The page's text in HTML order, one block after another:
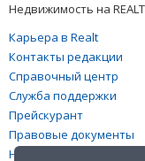
Недвижимость на
Карьера в Realt
Контакты редакции
Справочный центр
Служба поддержки
Прейскурант
Правовые документы
Настройка файлов